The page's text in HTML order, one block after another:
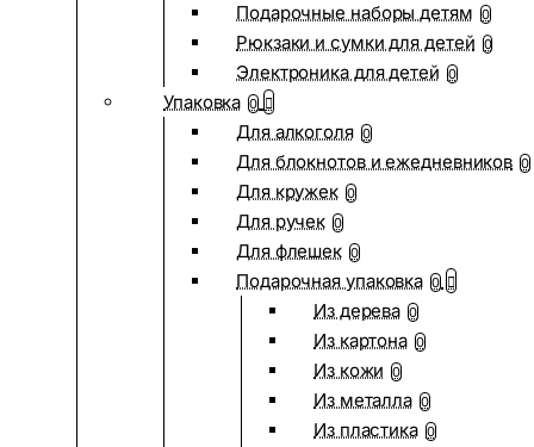
Подарочные наборы детям 0
Рюкзаки и сумки для детей 0
Электроника для детей 0
Упаковка 0
Для алкоголя 0
Для блокнотов и ежедневников 0
Для кружек 0
Для ручек 0
Для флешек 0
Подарочная упаковка 0
Из дерева 0
Из картона 0
Из кожи 0
Из металла 0
Из пластика 0